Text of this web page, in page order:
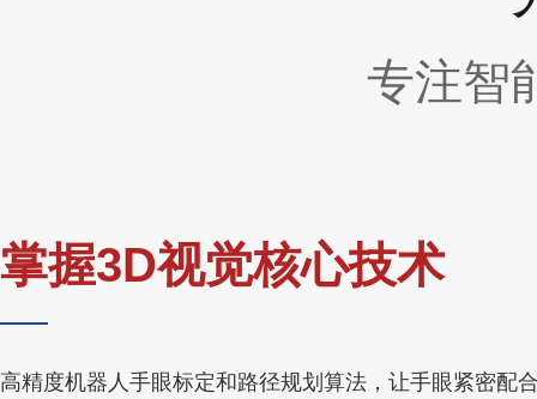
专注智
掌握3D视觉核心技术
高精度机器人手眼标定和路径规划算法，让手眼紧密配